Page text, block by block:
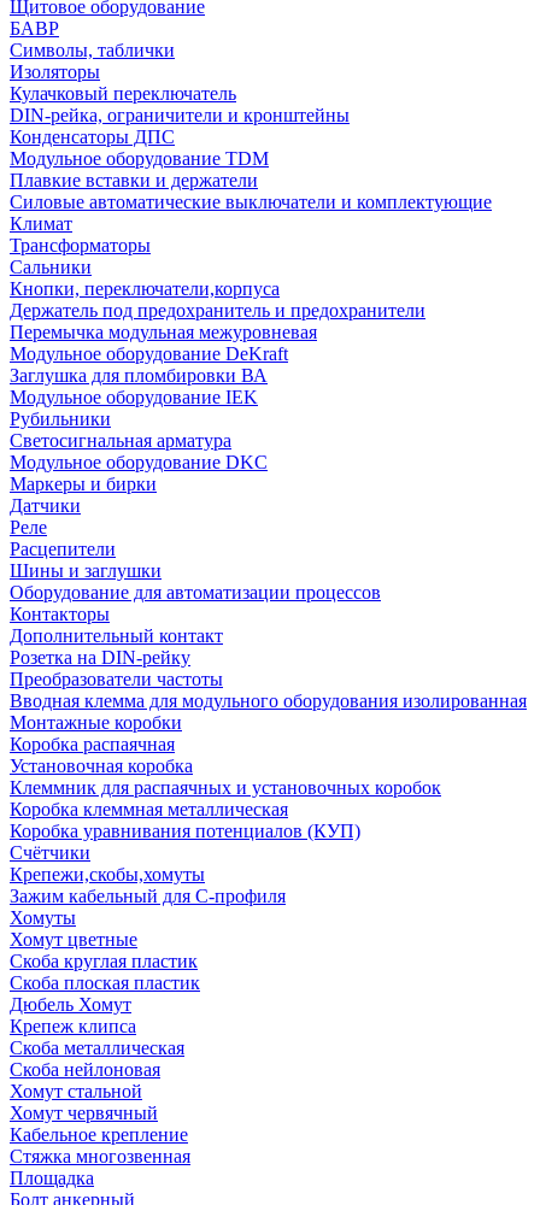
Щитовое оборудование
БАВР
Символы, таблички
Изоляторы
Кулачковый переключатель
DIN-рейка, ограничители и кронштейны
Конденсаторы ДПС
Модульное оборудование TDM
Плавкие вставки и держатели
Силовые автоматические выключатели и комплектующие
Климат
Трансформаторы
Сальники
Кнопки, переключатели,корпуса
Держатель под предохранитель и предохранители
Перемычка модульная межуровневая
Модульное оборудование DeKraft
Заглушка для пломбировки ВА
Модульное оборудование IEK
Рубильники
Светосигнальная арматура
Модульное оборудование DKC
Маркеры и бирки
Датчики
Реле
Расцепители
Шины и заглушки
Оборудование для автоматизации процессов
Контакторы
Дополнительный контакт
Розетка на DIN-рейку
Преобразователи частоты
Вводная клемма для модульного оборудования изолированная
Монтажные коробки
Коробка распаячная
Установочная коробка
Клеммник для распаячных и установочных коробок
Коробка клеммная металлическая
Коробка уравнивания потенциалов (КУП)
Счётчики
Крепежи,скобы,хомуты
Зажим кабельный для С-профиля
Хомуты
Хомут цветные
Скоба круглая пластик
Скоба плоская пластик
Дюбель Хомут
Крепеж клипса
Скоба металлическая
Скоба нейлоновая
Хомут стальной
Хомут червячный
Кабельное крепление
Стяжка многозвенная
Площадка
Болт анкерный